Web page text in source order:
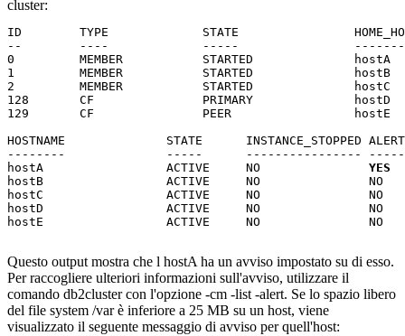
cluster:
ID        TYPE             STATE                HOME_HOST
--        ----             -----
0         MEMBER           STARTED
1         MEMBER           STARTED
2         MEMBER           STARTED
128       CF               PRIMARY
129       CF               PEER
HOSTNAME              STATE      INSTANCE_STOPPED ALERT
--------              -----      ---------------- -----
hostA                 ACTIVE     NO YES
hostB                 ACTIVE     NO               NO
hostC                 ACTIVE     NO               NO
hostD                 ACTIVE     NO               NO
hostE                 ACTIVE     NO               NO
Questo output mostra che l hostA ha un avviso impostato su di esso.
Per raccogliere ulteriori informazioni sull'avviso, utilizzare il
comando db2clustercon l'opzione -cm -list -alert. Se lo spazio libero
del file system /varè inferiore a 25 MB su un host, viene
visualizzato il seguente messaggio di avviso per quell'host: